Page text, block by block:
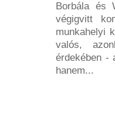
Borbála és
végigvitt
munkahelyi
valós,
érdekében -
hanem...